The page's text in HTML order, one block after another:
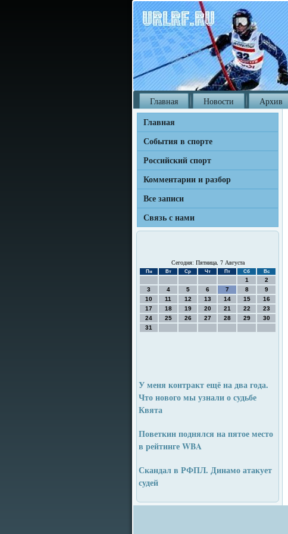
Главная Новости Архив
Главная
События в спорте
Российский спорт
Комментарии и разбор
Все записи
Связь с нами
Сегодня: Пятница, 7 Августа
Пн Вт Ср Чт Пт Сб Вс
1
2
3
4 5 6 7 8
9
10
11 12 13 14 15
16
17
18 19 20 21 22
23
24
25 26 27 28 29
30
31
У меня контракт ещё на два года.
Что нового мы узнали о судьбе
Квята
Поветкин поднялся на пятое место
в рейтинге WBA
Скандал в РФПЛ. Динамо атакует
судей